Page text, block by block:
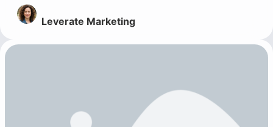
Leverate Marketing